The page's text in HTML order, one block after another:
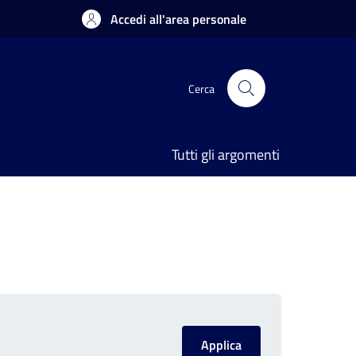
Accedi all'area personale
Cerca
Tutti gli argomenti